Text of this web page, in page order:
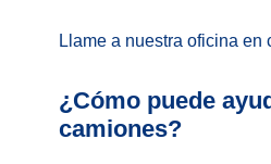
Llame a nuestra oficina en
¿Cómo puede
camiones?